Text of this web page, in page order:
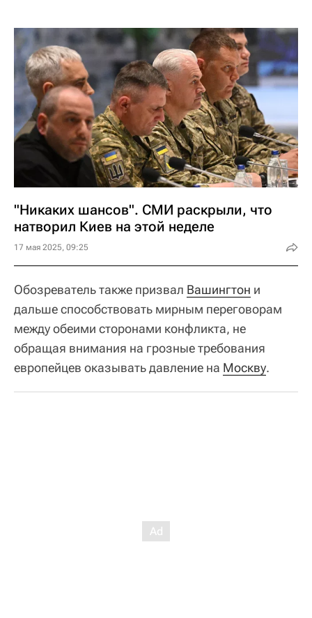
"Никаких шансов". СМИ раскрыли, что
натворил Киев на этой неделе
17 мая 2025, 09:25
Обозреватель также призвал Вашингтон и
дальше способствовать мирным переговорам
между обеими сторонами конфликта, не
обращая внимания на грозные требования
европейцев оказывать давление на Москву.